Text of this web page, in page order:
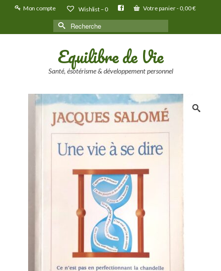
Mon compte Wishlist –0 Votre panier-0,00€
Rechercher :
Equilibre de Vie
Santé, ésotérisme & développement personnel